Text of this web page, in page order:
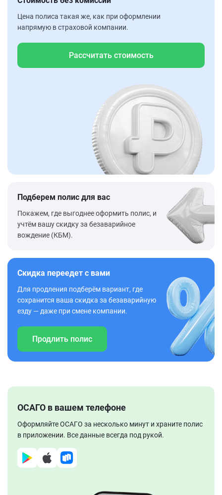
Цена полиса такая же, как при оформлении
напрямую в страховой компании.
Рассчитать стоимость
Подберем полис для вас
Покажем, где выгоднее оформить полис, и
учтём вашу скидку за безаварийное
вождение (КБМ).
Скидка переедет с вами
Для продления подберём вариант, где
сохранится ваша скидка за безаварийную
езду — даже при смене компании.
Продлить полис
ОСАГО в вашем телефоне
Оформляйте ОСАГО за несколько минут и храните полис
в приложении. Все данные всегда под рукой.